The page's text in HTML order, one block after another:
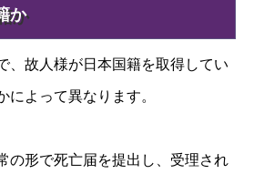
か
、故人様が日本国籍を取得してい
によって異なります。
の形で死亡届を提出し、受理され